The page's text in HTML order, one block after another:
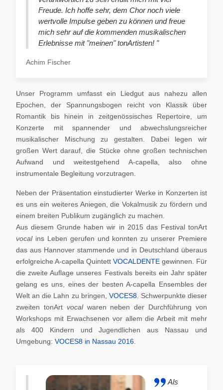
Freude. Ich hoffe sehr, dem Chor noch viele
wertvolle Impulse geben zu können und freue
mich sehr auf die kommenden musikalischen
Erlebnisse mit "meinen" tonArtisten! "
Achim Fischer
Unser Programm umfasst ein Liedgut aus nahezu allen
Epochen, der Spannungsbogen reicht von Klassik über
Romantik bis hinein in zeitgenössisches Repertoire, um
Konzerte mit spannender und abwechslungsreicher
musikalischer Mischung zu gestalten. Dabei legen wir
großen Wert darauf, die Stücke ohne großen technischen
Aufwand und weitestgehend A-capella, also ohne
instrumentale Begleitung vorzutragen.
Neben der Präsentation einstudierter Werke in Konzerten ist
es uns ein weiteres Aniegen, die Vokalmusik zu fördern und
einem breiten Publikum zugänglich zu machen.
Aus diesem Grunde haben wir in 2015 das Festival tonArt
vocal ins Leben gerufen und konnten zu unserer Premiere
das aus Hannover stammende und in Deutschland überaus
erfolgreiche A-capella Quintett VOCALDENTE gewinnen. Für
die zweite Auflage unseres Festivals bereits ein Jahr später
gelang es uns, eines der besten A-capella Ensembles der
Welt an die Lahn zu bringen, VOCES8. Schwerpunkte dieser
zweiten tonArt vocalwaren neben der Durchführung von
Workshops mit Erwachsenen vor allem die Arbeit mit mehr
als 400 Kindern und Jugendlichen aus Nassau und
Umgebung: VOCES8 in Nassau 2016
Als